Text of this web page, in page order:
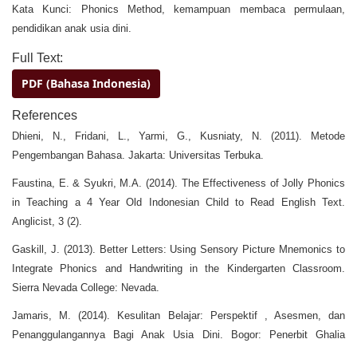
Kata Kunci: Phonics Method, kemampuan membaca permulaan,
pendidikan anak usia dini.
Full Text:
PDF (Bahasa Indonesia)
References
Dhieni, N., Fridani, L., Yarmi, G., Kusniaty, N. (2011). Metode
Pengembangan Bahasa. Jakarta: Universitas Terbuka.
Faustina, E. & Syukri, M.A. (2014). The Effectiveness of Jolly Phonics
in Teaching a 4 Year Old Indonesian Child to Read English Text.
Anglicist, 3 (2).
Gaskill, J. (2013). Better Letters: Using Sensory Picture Mnemonics to
Integrate Phonics and Handwriting in the Kindergarten Classroom.
Sierra Nevada College: Nevada.
Jamaris, M. (2014). Kesulitan Belajar: Perspektif , Asesmen, dan
Penanggulangannya Bagi Anak Usia Dini. Bogor: Penerbit Ghalia